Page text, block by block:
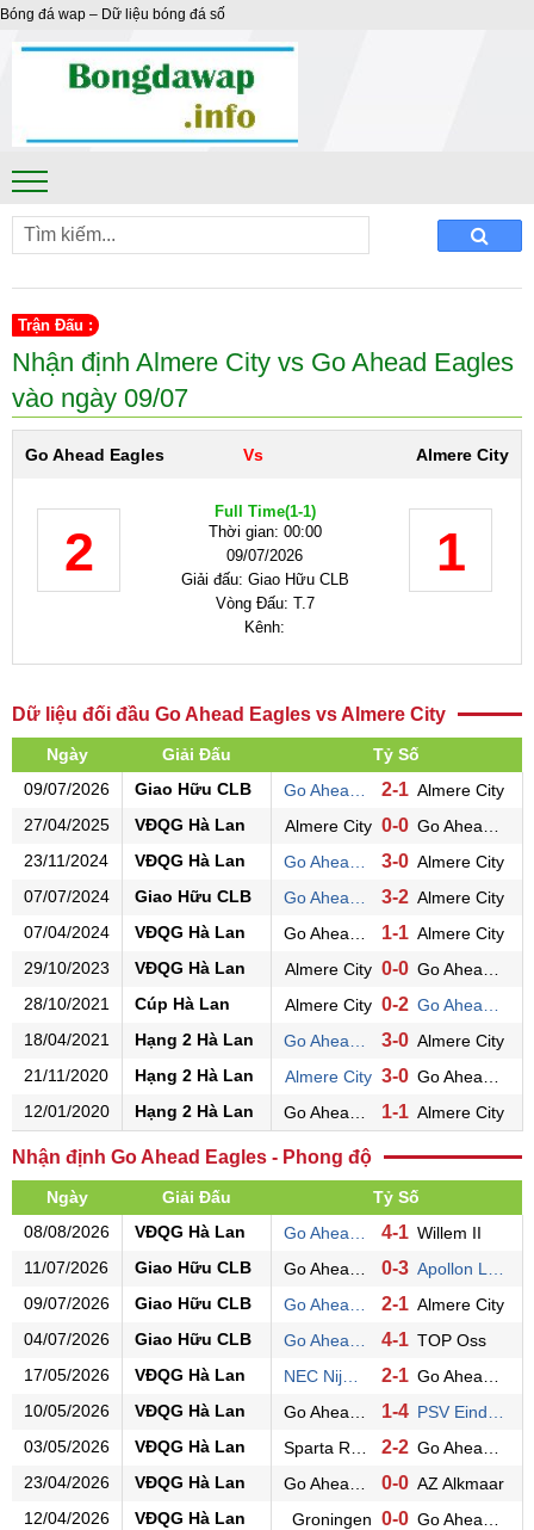
Bóng đá wap – Dữ liệu bóng đá số
Trận Đấu :
Nhận định Almere City vs Go Ahead Eagles
vào ngày 09/07
Go Ahead Eagles Vs Almere City
2
Full Time(1-1)
Thời gian: 00:00
09/07/2026
Giải đấu: Giao Hữu CLB
Vòng Đấu: T.7
Kênh:
1
Dữ liệu đối đầu Go Ahead Eagles vs Almere City
Ngày Giải Đấu
Tỷ Số
09/07/2026
Giao Hữu CLB 2-1 Almere City
27/04/2025
VĐQG Hà Lan Almere City 0-0
23/11/2024
VĐQG Hà Lan 3-0 Almere City
07/07/2024
Giao Hữu CLB 3-2 Almere City
07/04/2024
VĐQG Hà Lan 1-1 Almere City
29/10/2023
VĐQG Hà Lan Almere City 0-0
28/10/2021
Cúp Hà Lan Almere City 0-2
18/04/2021
Hạng 2 Hà Lan 3-0 Almere City
21/11/2020
Hạng 2 Hà Lan Almere City 3-0
12/01/2020
Hạng 2 Hà Lan 1-1 Almere City
Nhận định Go Ahead Eagles - Phong độ
Ngày Giải Đấu
Tỷ Số
08/08/2026
VĐQG Hà Lan 4-1 Willem II
11/07/2026
Giao Hữu CLB 0-3
09/07/2026
Giao Hữu CLB 2-1 Almere City
04/07/2026
Giao Hữu CLB 4-1 TOP Oss
17/05/2026
VĐQG Hà Lan 2-1
10/05/2026
VĐQG Hà Lan 1-4
03/05/2026
VĐQG Hà Lan 2-2
23/04/2026
VĐQG Hà Lan 0-0 AZ Alkmaar
12/04/2026
VĐQG Hà Lan Groningen 0-0